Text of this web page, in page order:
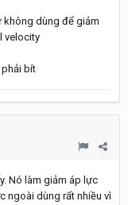
không dùng để giảm
velocity
phải bít
Nó làm giảm áp lực
ngoài dùng rất nhiều vì